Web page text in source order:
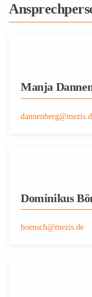
Manja
Dominikus
boensch@mezis.de